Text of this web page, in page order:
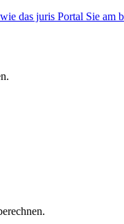
das juris Portal Sie am